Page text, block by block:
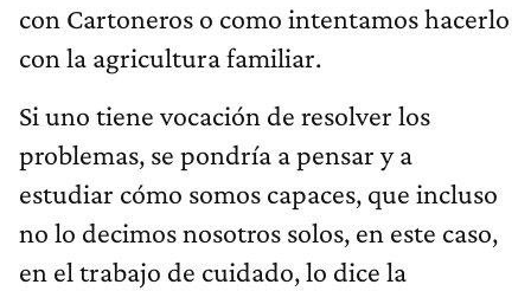
con Cartoneros o como intentamos hacerlo
con la agricultura familiar.
Si uno tiene vocación de resolver los
problemas, se pondría a pensar y a
estudiar cómo somos capaces, que incluso
no lo decimos nosotros solos, en este caso,
en el trabajo de cuidado, lo dice la